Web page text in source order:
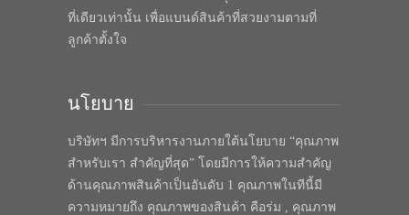
ที่เดียวเท่านั้น เพื่อแบนด์สินค้าที่สวยงามตามที่
ลูกค้าตั้งใจ
นโยบาย
บริษัทฯ มีการบริหารงานภายใต้นโยบาย “คุณภาพ
สำหรับเรา สำคัญที่สุด” โดยมีการให้ความสำคัญ
ด้านคุณภาพสินค้าเป็นอันดับ 1 คุณภาพในทีนี้มี
ความหมายถึง คุณภาพของสินค้า คือร่ม , คุณภาพ